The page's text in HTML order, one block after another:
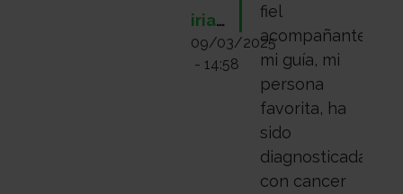
iriamchenbarria@gmail.com
09/03/2025
- 14:58
fiel
acompañante,
mi guía, mi
persona
favorita, ha
sido
diagnosticada
con cancer